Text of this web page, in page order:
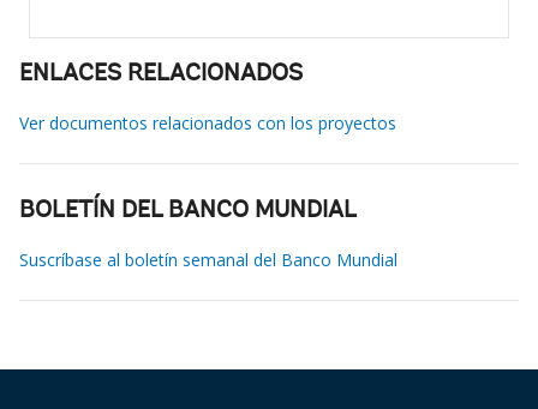
ENLACES RELACIONADOS
Ver documentos relacionados con los proyectos
BOLETÍN DEL BANCO MUNDIAL
Suscríbase al boletín semanal del Banco Mundial